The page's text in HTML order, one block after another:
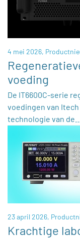
4 mei 2026,
voeding
De IT6600C-serie
voedingen van
technologie van de…
23 april 2026,
Krachtige